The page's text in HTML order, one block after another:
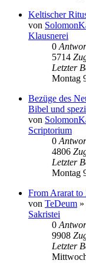
Keltischer
von
Klausnerei
0
5714
Letzter
Montag
Bezüge des
Bibel und
von
Scriptorium
0
4806
Letzter
Montag
From Ararat
von TeDeum »
Sakristei
0
9908
Letzter